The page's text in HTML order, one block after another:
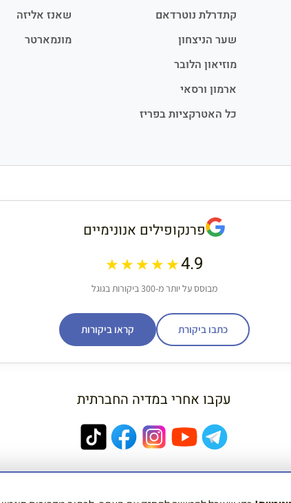
קתדרלת נוטרדאם
שער הניצחון
מוזיאון הלובר
ארמון ורסאי
כל האטרקציות בפריז
שאנז אליזה
מונמארטר
פרנקופילים אנונימיים
4.9
★★★★★
מבוסס על יותר מ-300 ביקורות בגוגל
כתבו ביקורת קראו ביקורות
עקבו אחרי במדיה החברתית